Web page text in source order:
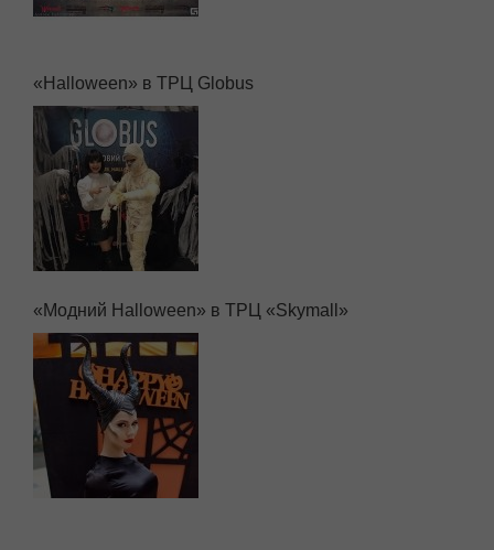
«Halloween» в ТРЦ Globus
«Модний Halloween» в ТРЦ «Skymall»